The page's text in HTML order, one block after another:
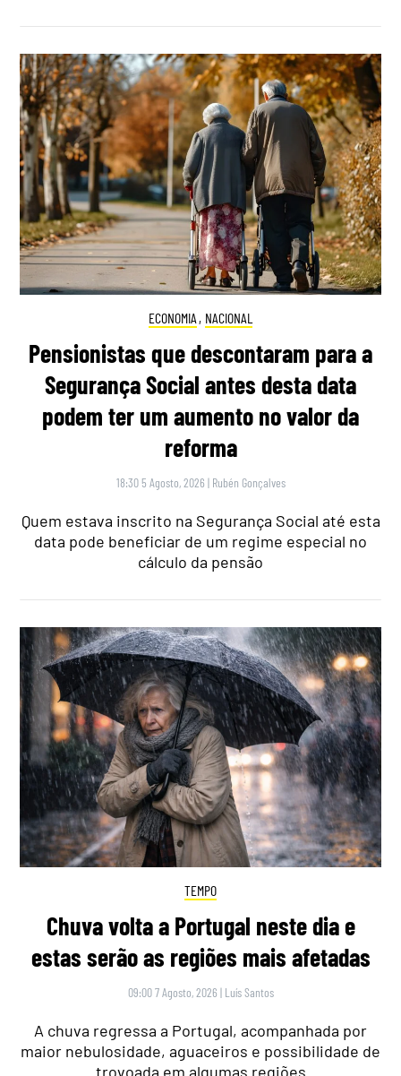
ECONOMIA , NACIONAL
Pensionistas que descontaram para a
Segurança Social antes desta data
podem ter um aumento no valor da
reforma
18:30 5 Agosto, 2026 | Rubén Gonçalves
Quem estava inscrito na Segurança Social até esta
data pode beneficiar de um regime especial no
cálculo da pensão
TEMPO
Chuva volta a Portugal neste dia e
estas serão as regiões mais afetadas
09:00 7 Agosto, 2026 | Luís Santos
A chuva regressa a Portugal, acompanhada por
maior nebulosidade, aguaceiros e possibilidade de
trovoada em algumas regiões